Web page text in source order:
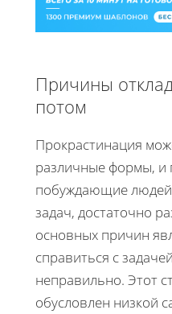
Причины
потом
Прокрастинация
различные формы, и
побуждающие
задач, достаточно
основных причин
справиться с
неправильно. Этот
обусловлен низкой